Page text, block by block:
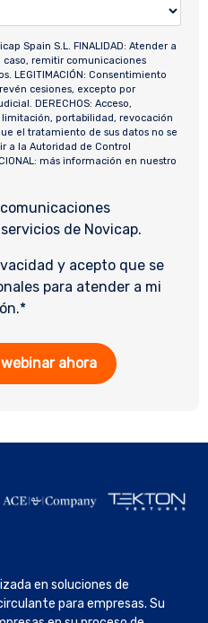
Spain S.L. FINALIDAD: Atender a
caso, remitir comunicaciones
LEGITIMACIÓN: Consentimiento
cesiones, excepto por
DERECHOS: Acceso,
portabilidad, revocación
el tratamiento de sus datos no se
a la Autoridad de Control
más información en nuestro
de Novicap.
y acepto que se
para atender a mi
*
en soluciones de
para empresas. Su